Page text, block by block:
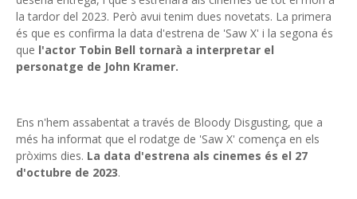
la tardor del 2023. Però avui tenim dues novetats. La primera
és que es confirma la data d'estrena de 'Saw X' i la segona és
que l'actor Tobin Bell tornarà a interpretar el
personatge de John Kramer.
Ens n'hem assabentat a través de Bloody Disgusting, que a
més ha informat que el rodatge de 'Saw X' comença en els
pròxims dies. La data d'estrena als cinemes és el 27
d'octubre de 2023.